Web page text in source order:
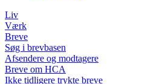
Liv
Værk
Breve
Søg i brevbasen
Afsendere og modtagere
Breve om HCA
Ikke tidligere trykte breve